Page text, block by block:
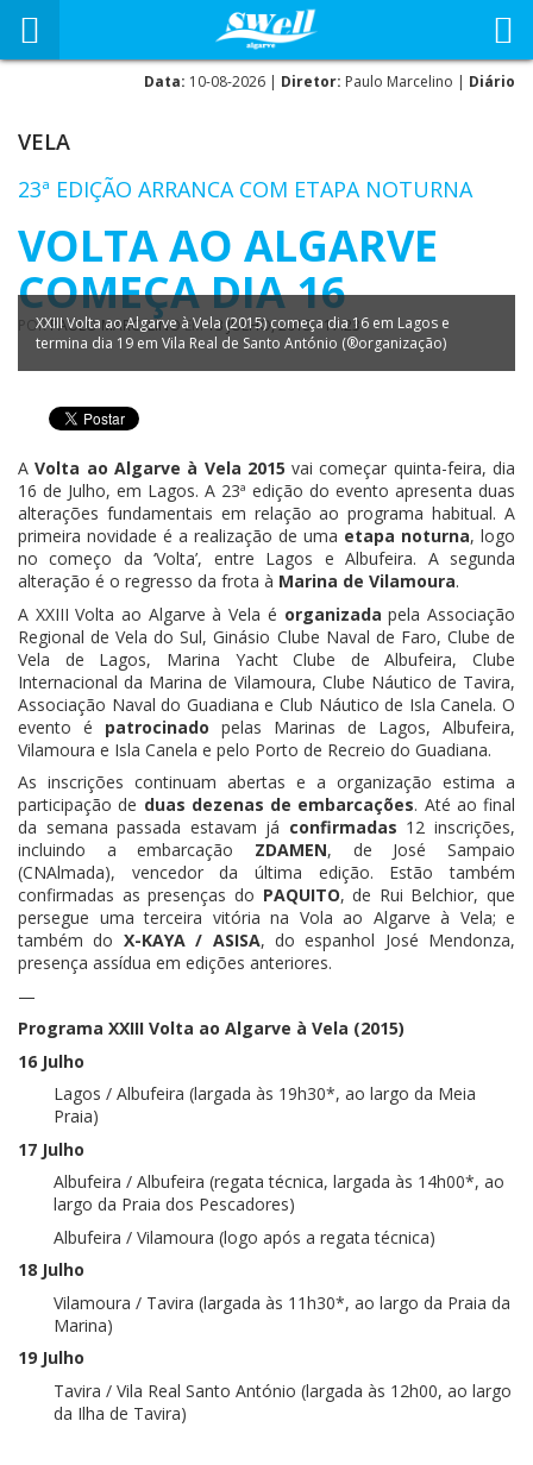
Data: 10-08-2026 | Diretor: Paulo Marcelino | Diário
VELA
23ª EDIÇÃO ARRANCA COM ETAPA NOTURNA
VOLTA AO ALGARVE
COMEÇA DIA 16
PORPAULO MARCELINOEM13 JULHO, 2015 - 17:23
XXIII Volta ao Algarve à Vela (2015) começa dia 16 em Lagos e
termina dia 19 em Vila Real de Santo António (®organização)
AVolta ao Algarve à Vela 2015 vai começar quinta-feira, dia
16 de Julho, em Lagos. A 23ª edição do evento apresenta duas
alterações fundamentais em relação ao programa habitual. A
primeira novidade é a realização de uma etapa noturna, logo
no começo da ‘Volta’, entre Lagos e Albufeira. A segunda
alteração é o regresso da frota à Marina de Vilamoura.
A XXIII Volta ao Algarve à Vela é organizada pela Associação
Regional de Vela do Sul, Ginásio Clube Naval de Faro, Clube de
Vela de Lagos, Marina Yacht Clube de Albufeira, Clube
Internacional da Marina de Vilamoura, Clube Náutico de Tavira,
Associação Naval do Guadiana e Club Náutico de Isla Canela. O
evento é patrocinado pelas Marinas de Lagos, Albufeira,
Vilamoura e Isla Canela e pelo Porto de Recreio do Guadiana.
As inscrições continuam abertas e a organização estima a
participação de duas dezenas de embarcações. Até ao final
da semana passada estavam já confirmadas 12 inscrições,
incluindo a embarcação ZDAMEN, de José Sampaio
(CNAlmada), vencedor da última edição. Estão também
confirmadas as presenças do PAQUITO, de Rui Belchior, que
persegue uma terceira vitória na Vola ao Algarve à Vela; e
também do X-KAYA / ASISA, do espanhol José Mendonza,
presença assídua em edições anteriores.
—
Programa XXIII Volta ao Algarve à Vela (2015)
16 Julho
Lagos / Albufeira (largada às 19h30*, ao largo da Meia
Praia)
17 Julho
Albufeira / Albufeira (regata técnica, largada às 14h00*, ao
largo da Praia dos Pescadores)
Albufeira / Vilamoura (logo após a regata técnica)
18 Julho
Vilamoura / Tavira (largada às 11h30*, ao largo da Praia da
Marina)
19 Julho
Tavira / Vila Real Santo António (largada às 12h00, ao largo
da Ilha de Tavira)